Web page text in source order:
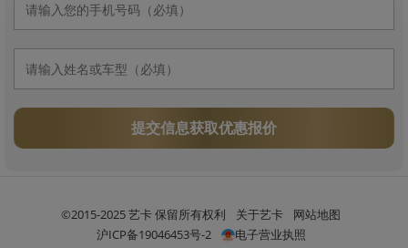
提交信息获取优惠报价
©2015-2025 艺卡 保留所有权利 关于艺卡
网站地图
沪ICP备19046453号-2
电子营业执照